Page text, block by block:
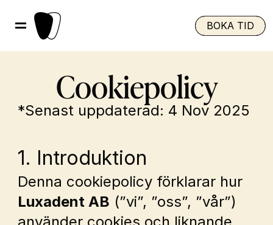
BOKA TID
Cookiepolicy
*Senast uppdaterad: 4 Nov 2025
1. Introduktion
Luxadent AB (”vi”, ”oss”, ”vår”)